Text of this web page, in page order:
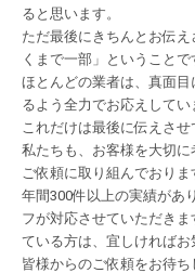
ると思います。
ただ最後にきちんとお伝
くまで一部」ということで
ほとんどの業者は、真面
るよう全力でお応えしてい
これだけは最後に伝えさせ
私たちも、お客様を大切
ご依頼に取り組んでおりま
年間300件以上の実績があ
フが対応させていただき
ている方は、宜しければお
皆様からのご依頼をお待ち